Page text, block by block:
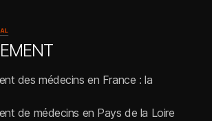
des médecins en France : la
de médecins en Pays de la Loire